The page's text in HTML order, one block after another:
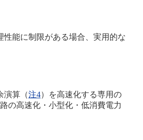
能に制限がある場合、実用的な
演算（注4）を高速化する専用の
の高速化・小型化・低消費電力